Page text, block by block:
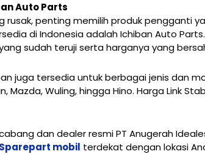
Auto Parts
rusak, penting memilih produk pengganti
di Indonesia adalah Ichiban Auto
sudah teruji serta harganya yang
juga tersedia untuk berbagai jenis dan
Mazda, Wuling, hingga Hino. Harga Link
dan dealer resmi PT Anugerah
mobil terdekat dengan lokasi